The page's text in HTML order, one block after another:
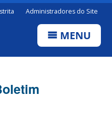
Administradores do Site
MENU